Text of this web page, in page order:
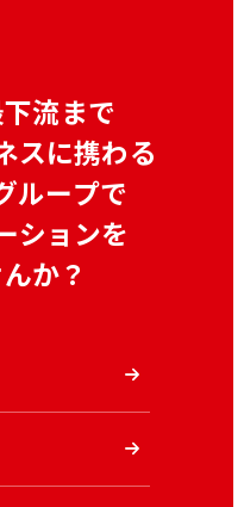
流まで
スに携わる
ループで
ションを
か？